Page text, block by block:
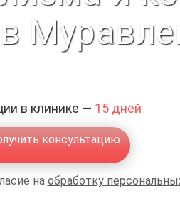
в клинике — 15 дней
консультацию
на обработку